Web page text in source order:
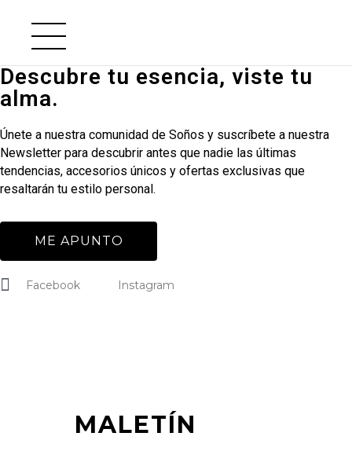
Descubre tu esencia, viste tu
alma.
Únete a nuestra comunidad de Soños y suscríbete a nuestra
Newsletter para descubrir antes que nadie las últimas
tendencias, accesorios únicos y ofertas exclusivas que
resaltarán tu estilo personal.
ME APUNTO
Facebook Instagram
MALETÍN